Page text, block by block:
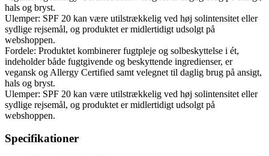
hals og bryst.
Ulemper: SPF 20 kan være utilstrækkelig ved høj solintensitet eller
sydlige rejsemål, og produktet er midlertidigt udsolgt på
webshoppen.
Fordele: Produktet kombinerer fugtpleje og solbeskyttelse i ét,
indeholder både fugtgivende og beskyttende ingredienser, er
vegansk og Allergy Certified samt velegnet til daglig brug på ansigt,
hals og bryst.
Ulemper: SPF 20 kan være utilstrækkelig ved høj solintensitet eller
sydlige rejsemål, og produktet er midlertidigt udsolgt på
webshoppen.
Specifikationer